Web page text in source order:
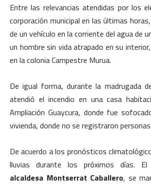
Entre las relevancias atendidas por los
corporación municipal en las últimas
de un vehículo en la corriente del agua de
un hombre sin vida atrapado en su
en la colonia Campestre Murua.
De igual forma, durante la madrugada
atendió el incendio en una casa
Ampliación Guaycura, donde fue
vivienda, donde no se registraron
De acuerdo a los pronósticos
lluvias durante los próximos días.
alcaldesa Montserrat Caballero, se